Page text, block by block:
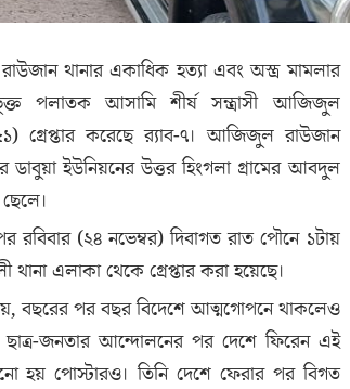
রাউজান থানার একাধিক হত্যা এবং অস্ত্র মামলার
পলাতক আসামি শীর্ষ সন্ত্রাসী আজিজুল
গ্রেপ্তার করেছে র‌্যাব-৭। আজিজুল রাউজান
ডাবুয়া ইউনিয়নের উত্তর হিংগলা গ্রামের আবদুল
রবিবার (২৪ নভেম্বর) দিবাগত রাত পৌনে ১টায়
থানা এলাকা থেকে গ্রেপ্তার করা হয়েছে।
বছরের পর বছর বিদেশে আত্মগোপনে থাকলেও
জনতার আন্দোলনের পর দেশে ফিরেন এই
হয় পোস্টারও। তিনি দেশে ফেরার পর বিগত